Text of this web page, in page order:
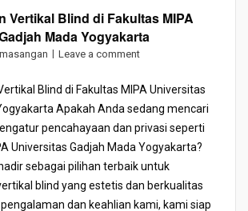
Vertikal Blind di Fakultas MIPA
Mada Yogyakarta
Leave a comment
Blind di Fakultas MIPA Universitas
Apakah Anda sedang mencari
pencahayaan dan privasi seperti
Universitas Gadjah Mada Yogyakarta?
sebagai pilihan terbaik untuk
blind yang estetis dan berkualitas
dan keahlian kami, kami siap